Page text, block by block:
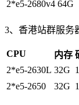
2*e5-2680v4 64G
3、香港站群服务
CPU 内存
2*e5-2630L 32G
2*e5-2650
32G